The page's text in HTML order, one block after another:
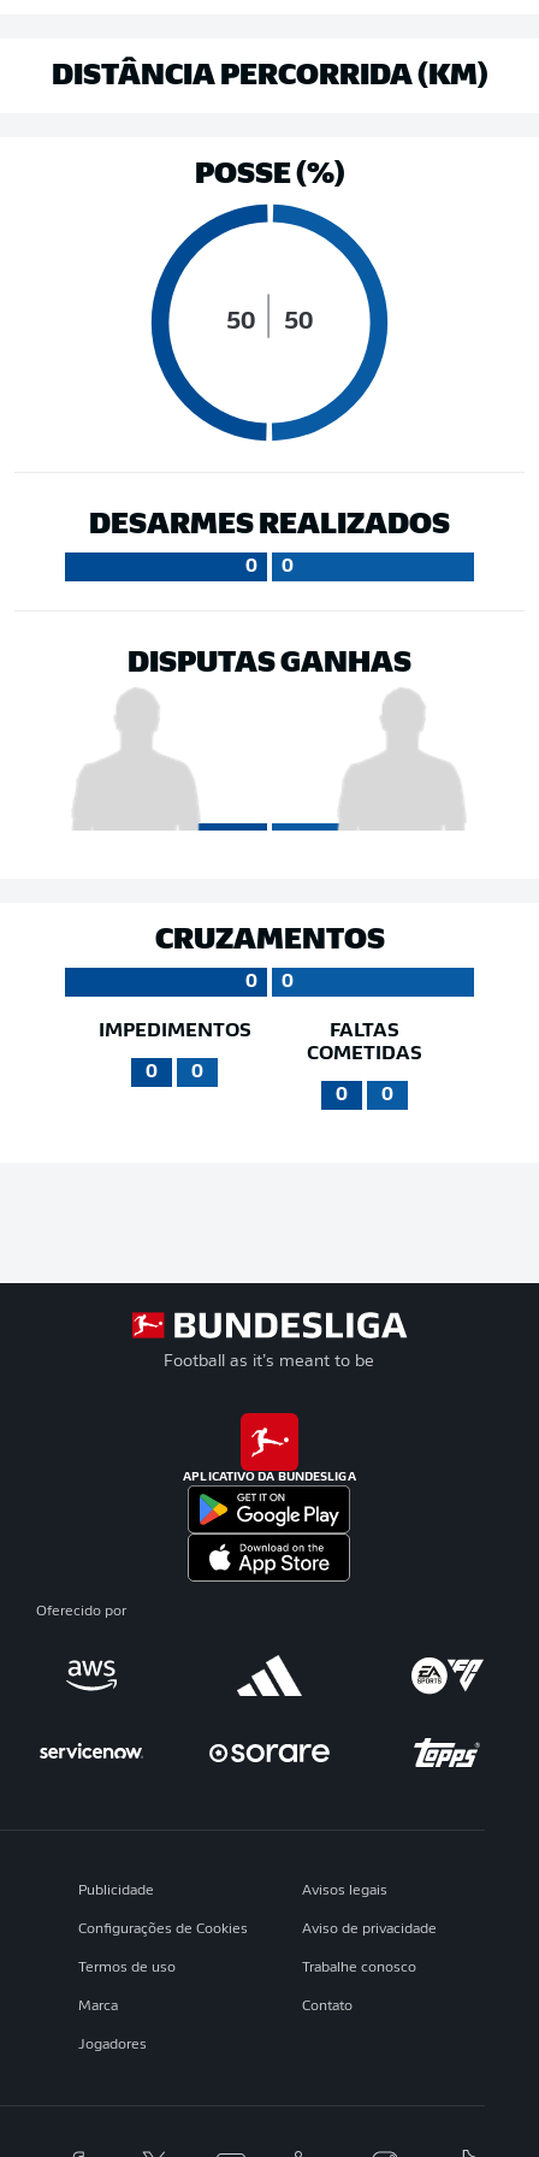
DISTÂNCIA PERCORRIDA (KM)
POSSE (%)
50 50
DESARMES REALIZADOS
0 0
DISPUTAS GANHAS
CRUZAMENTOS
0 0
IMPEDIMENTOS
0 0
FALTAS
COMETIDAS
0 0
Football as it’s meant to be
APLICATIVO DA BUNDESLIGA
Oferecido por
Publicidade Avisos legais
Configurações de Cookies Aviso de privacidade
Termos de uso Trabalhe conosco
Marca Contato
Jogadores